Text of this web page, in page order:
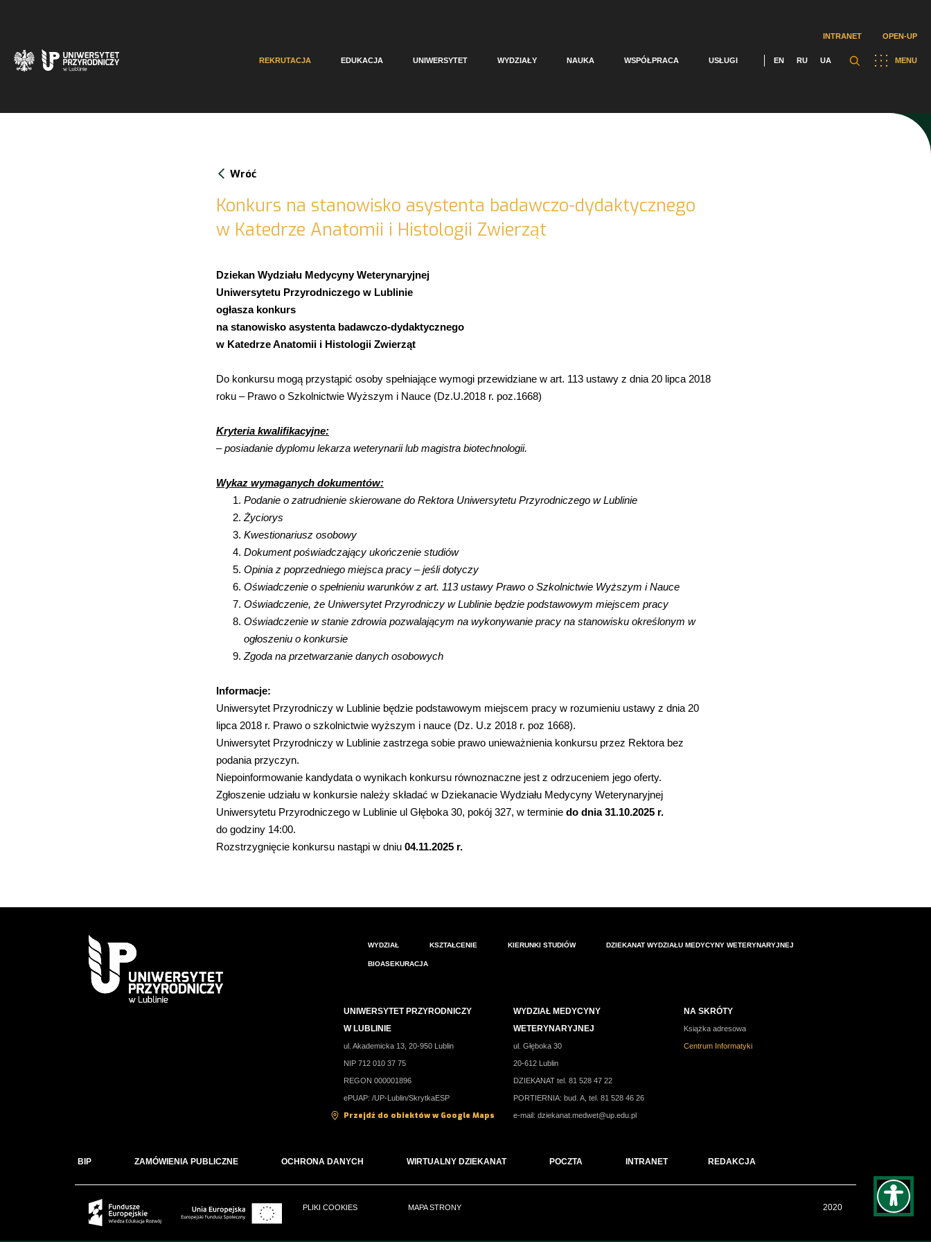
INTRANET OPEN-UP
MENU
REKRUTACJA EDUKACJA UNIWERSYTET WYDZIAŁY NAUKA WSPÓŁPRACA USŁUGI EN RU UA
Wróć
Konkurs na stanowisko asystenta badawczo-dydaktycznego
w Katedrze Anatomii i Histologii Zwierząt
Dziekan Wydziału Medycyny Weterynaryjnej
Uniwersytetu Przyrodniczego w Lublinie
ogłasza konkurs
na stanowisko asystenta badawczo-dydaktycznego
w Katedrze Anatomii i Histologii Zwierząt
Do konkursu mogą przystąpić osoby spełniające wymogi przewidziane w art. 113 ustawy z dnia 20 lipca 2018
roku – Prawo o Szkolnictwie Wyższym i Nauce (Dz.U.2018 r. poz.1668)
Kryteria kwalifikacyjne:
– posiadanie dyplomu lekarza weterynarii lub magistra biotechnologii.
Wykaz wymaganych dokumentów:
Podanie o zatrudnienie skierowane do Rektora Uniwersytetu Przyrodniczego w Lublinie
Życiorys
Kwestionariusz osobowy
Dokument poświadczający ukończenie studiów
Opinia z poprzedniego miejsca pracy – jeśli dotyczy
Oświadczenie o spełnieniu warunków z art. 113 ustawy Prawo o Szkolnictwie Wyższym i Nauce
Oświadczenie, że Uniwersytet Przyrodniczy w Lublinie będzie podstawowym miejscem pracy
Oświadczenie w stanie zdrowia pozwalającym na wykonywanie pracy na stanowisku określonym w
ogłoszeniu o konkursie
Zgoda na przetwarzanie danych osobowych
Informacje:
Uniwersytet Przyrodniczy w Lublinie będzie podstawowym miejscem pracy w rozumieniu ustawy z dnia 20
lipca 2018 r. Prawo o szkolnictwie wyższym i nauce (Dz. U.z 2018 r. poz 1668).
Uniwersytet Przyrodniczy w Lublinie zastrzega sobie prawo unieważnienia konkursu przez Rektora bez
podania przyczyn.
Niepoinformowanie kandydata o wynikach konkursu równoznaczne jest z odrzuceniem jego oferty.
Zgłoszenie udziału w konkursie należy składać w Dziekanacie Wydziału Medycyny Weterynaryjnej
Uniwersytetu Przyrodniczego w Lublinie ul Głęboka 30, pokój 327, w terminie do dnia 31.10.2025 r.
do godziny 14:00.
Rozstrzygnięcie konkursu nastąpi w dniu 04.11.2025 r.
WYDZIAŁ KSZTAŁCENIE KIERUNKI STUDIÓW DZIEKANAT WYDZIAŁU MEDYCYNY WETERYNARYJNEJ
BIOASEKURACJA
UNIWERSYTET PRZYRODNICZY
W LUBLINIE
ul. Akademicka 13, 20-950 Lublin
NIP 712 010 37 75
REGON 000001896
ePUAP: /UP-Lublin/SkrytkaESP
Przejdź do obiektów w Google Maps
WYDZIAŁ MEDYCYNY
WETERYNARYJNEJ
ul. Głęboka 30
20-612 Lublin
DZIEKANAT tel. 81 528 47 22
PORTIERNIA: bud. A, tel. 81 528 46 26
e-mail:dziekanat.medwet@up.edu.pl
NA SKRÓTY
Książka adresowa
Centrum Informatyki
BIP ZAMÓWIENIA PUBLICZNE OCHRONA DANYCH WIRTUALNY DZIEKANAT POCZTA INTRANET REDAKCJA
PLIKI COOKIES MAPA STRONY 2020